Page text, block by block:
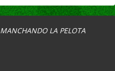
MANCHANDO LA PELOTA